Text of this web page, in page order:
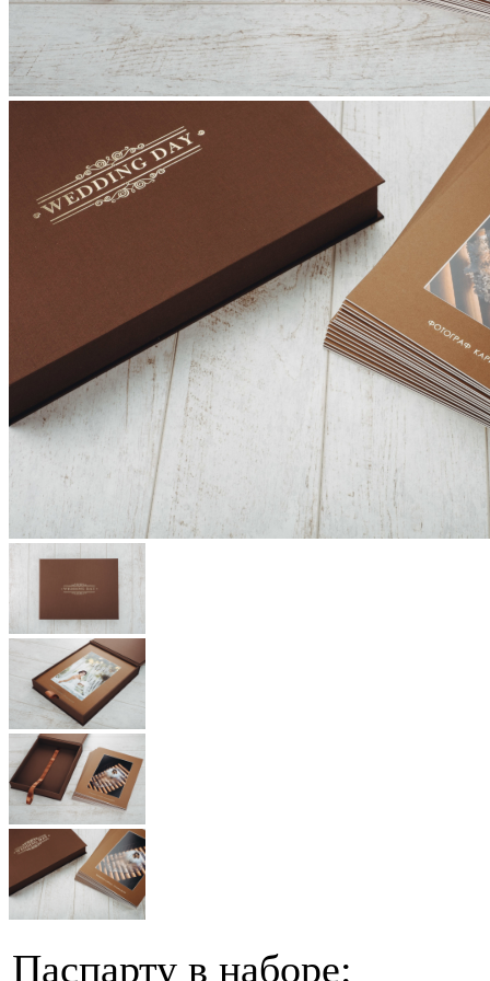
Паспарту в наборе: